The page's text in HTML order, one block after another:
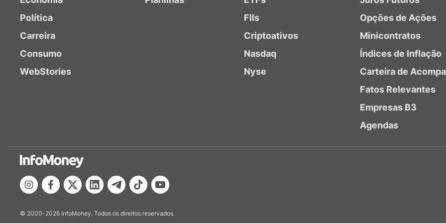
Política
Carreira
Consumo
WebStories
FIIs
Criptoativos
Nasdaq
Nyse
Opções de Ações
Minicontratos
Índices de Inflação
Carteira de
Fatos Relevantes
Empresas B3
Agendas
© 2000-2026 InfoMoney. Todos os direitos reservados.